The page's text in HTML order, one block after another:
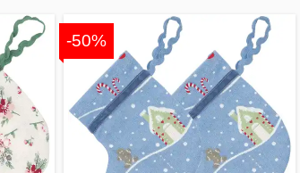
-50%